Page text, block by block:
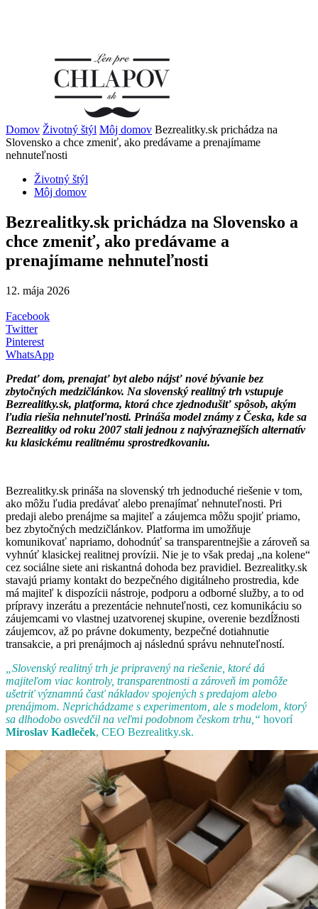
Domov Životný štýl Môj domov Bezrealitky.sk prichádza na
Slovensko a chce zmeniť, ako predávame a prenajímame
nehnuteľnosti
Životný štýl
Môj domov
Bezrealitky.sk prichádza na Slovensko a
chce zmeniť, ako predávame a
prenajímame nehnuteľnosti
12. mája 2026
Facebook
Twitter
Pinterest
WhatsApp
Predať dom, prenajať byt alebo nájsť nové bývanie bez
zbytočných medzičlánkov. Na slovenský realitný trh vstupuje
Bezrealitky.sk, platforma, ktorá chce zjednodušiť spôsob, akým
ľudia riešia nehnuteľnosti. Prináša model známy z Česka, kde sa
Bezrealitky od roku 2007 stali jednou z najvýraznejších alternatív
ku klasickému realitnému sprostredkovaniu.
Bezrealitky.sk prináša na slovenský trh jednoduché riešenie v tom,
ako môžu ľudia predávať alebo prenajímať nehnuteľnosti. Pri
predaji alebo prenájme sa majiteľ a záujemca môžu spojiť priamo,
bez zbytočných medzičlánkov. Platforma im umožňuje
komunikovať napriamo, dohodnúť sa transparentnejšie a zároveň sa
vyhnúť klasickej realitnej provízii. Nie je to však predaj „na kolene“
cez sociálne siete ani riskantná dohoda bez pravidiel. Bezrealitky.sk
stavajú priamy kontakt do bezpečného digitálneho prostredia, kde
má majiteľ k dispozícii nástroje, podporu a odborné služby, a to od
prípravy inzerátu a prezentácie nehnuteľnosti, cez komunikáciu so
záujemcami vo vlastnej uzatvorenej skupine, overenie bezdĺžnosti
záujemcov, až po právne dokumenty, bezpečné dotiahnutie
transakcie, a pri prenájmoch aj následnú správu nehnuteľností.
„Slovenský realitný trh je pripravený na riešenie, ktoré dá
majiteľom viac kontroly, transparentnosti a zároveň im pomôže
ušetriť významnú časť nákladov spojených s predajom alebo
prenájmom. Neprichádzame s experimentom, ale s modelom, ktorý
sa dlhodobo osvedčil na veľmi podobnom českom trhu,“ hovorí
Miroslav Kadleček, CEO Bezrealitky.sk.